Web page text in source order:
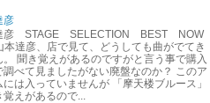
彦
彦 STAGE SELECTION BEST NOW
本達彦、店で見て、どうしても曲がでてき
。 聞き覚えがあるのですがと言う事で購入
調べて見ましたがない廃盤なのか？ このア
には入っていませんが 「摩天楼ブルース」
覚えがあるので...